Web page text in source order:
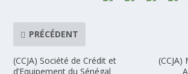
PRÉCÉDENT
(CCJA) Société de Crédit et
d’Equipement du Sénégal
(CCJA)